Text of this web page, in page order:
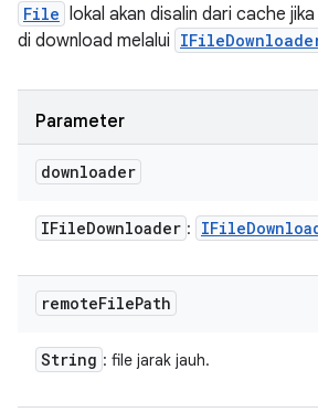
File lokal akan disalin dari cache
di download melalui
Parameter
downloader
IFileDownloader : IFile
remoteFilePath
String : file jarak jauh.